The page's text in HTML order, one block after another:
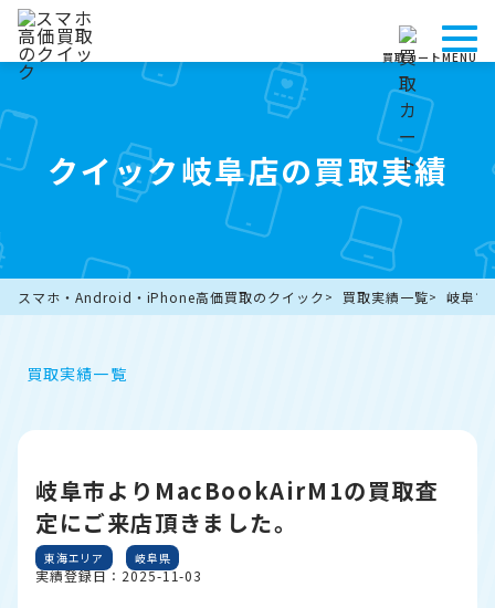
買取カートMENU
クイック岐阜店の買取実績
スマホ・Android・iPhone高価買取のクイック 買取実績一覧 岐阜市
買取実績一覧
岐阜市よりMacBookAirM1の買取査
定にご来店頂きました。
東海エリア 岐阜県
実績登録日：2025-11-03